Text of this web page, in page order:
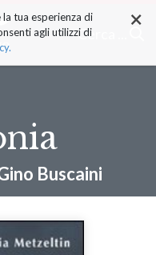
Cerca ... ×
tua esperienza di
agli utilizzi di
Buscaini